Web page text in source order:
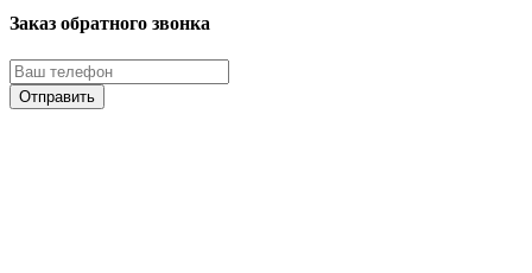
Заказ обратного звонка